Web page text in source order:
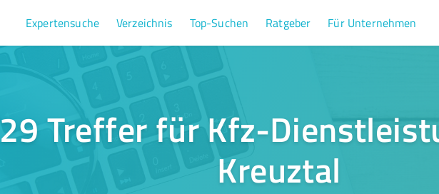
Expertensuche Verzeichnis Top-Suchen Ratgeber Für Unternehmen
29 Treffer für Kfz-
Kreuztal